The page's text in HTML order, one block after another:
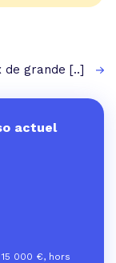
de grande [..]
actuel
15 000 €, hors